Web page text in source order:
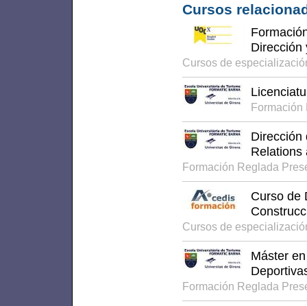
Cursos
Dirección
Cursos de
Dirección
Relations
Formación Reglada
Curso de
Cursos de
Máster
Formación Reglada